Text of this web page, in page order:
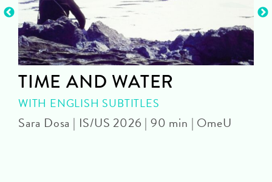
TIME AND WATER
WITH ENGLISH SUBTITLES
Sara Dosa | IS/US 2026 | 90 min | OmeU